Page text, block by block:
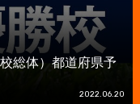
総体）都道府県予
2022.06.20